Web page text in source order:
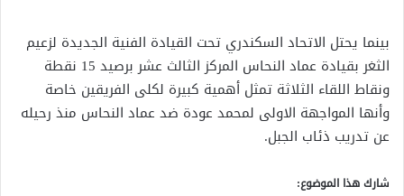
بينما يحتل الاتحاد السكندري تحت القيادة الفنية الجديدة لزعيم
الثغر بقيادة عماد النحاس المركز الثالث عشر برصيد 15 نقطة
ونقاط اللقاء الثلاثة تمثل أهمية كبيرة لكلى الفريقين خاصة
وأنها المواجهة الاولى لمحمد عودة ضد عماد النحاس منذ رحيله
عن تدريب ذئاب الجبل.
شارك هذا الموضوع: